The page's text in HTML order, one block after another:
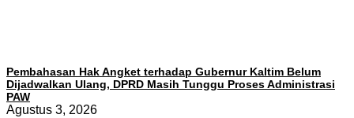
Pembahasan Hak Angket terhadap Gubernur Kaltim Belum
Dijadwalkan Ulang, DPRD Masih Tunggu Proses Administrasi
PAW
Agustus 3, 2026